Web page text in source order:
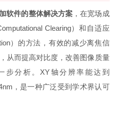
软件的整体解决方案 ，在宽场成
Clearing）和自适应
）的方法，有效的减少离焦信
从而提高对比度，改善图像质量
步分析。XY轴分辨率能达到
，是一种广泛受到学术界认可